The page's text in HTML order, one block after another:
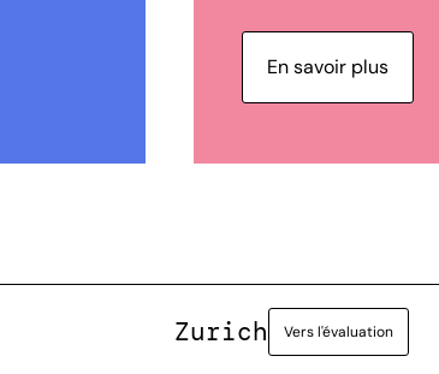
En savoir plus
Zurich Vers l'évaluation